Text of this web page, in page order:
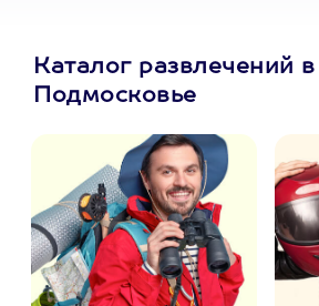
Каталог развлечений
Подмосковье